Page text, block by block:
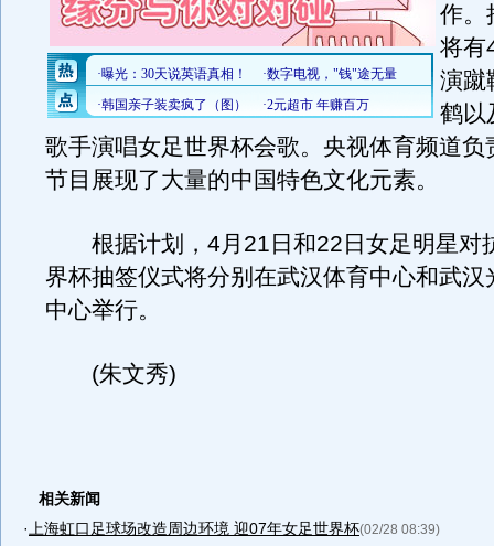
作。
将有
演蹴
鹤以
歌手演唱女足世界杯会歌。央视体育频道负
节目展现了大量的中国特色文化元素。
根据计划，4月21日和22日女足明星对
界杯抽签仪式将分别在武汉体育中心和武汉
中心举行。
(朱文秀)
相关新闻
· 上海虹口足球场改造周边环境 迎07年女足世界杯(02/28 08:39)